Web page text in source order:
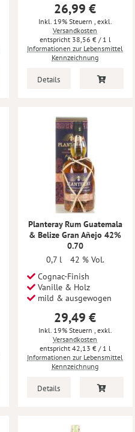
26,99 €
Inkl. 19% Steuern , exkl.
Versandkosten
38,56 €/ 1 l
Informationen zur Lebensmittel
Kennzeichnung
Details
Planteray Rum Guatemala
& Belize Gran Añejo 42%
0.70
0,7 l
42 % Vol.
Cognac-Finish
Vanille & Holz
mild & ausgewogen
29,49 €
Inkl. 19% Steuern exkl.
Versandkosten
42,13 € / 1 l
Informationen zur Lebensmittel
Kennzeichnung
Details